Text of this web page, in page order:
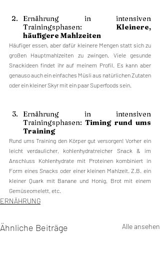
Ernährung in intensiven
Trainingsphasen: Kleinere,
häufigere Mahlzeiten
Häufiger essen, aber dafür kleinere Mengen statt sich zu
großen Hauptmahlzeiten zu zwingen. Viele gesunde
Snackideen findet ihr auf meinem Profil. Es kann aber
genauso auch ein einfaches Müsli aus natürlichen Zutaten
oder ein kleiner Skyr mit ein paar Superfoods sein.
Ernährung in intensiven
Trainingsphasen: Timing rund ums
Training
Rund ums Training den Körper gut versorgen! Vorher ein
leicht verdaulicher, kohlenhydratreicher Snack & im
Anschluss Kohlenhydrate mit Proteinen kombiniert in
Form eines Snacks oder einer kleinen Mahlzeit. Z.B. ein
kleiner Quark mit Banane und Honig, Brot mit einem
Gemüseomelett, etc.
ERNÄHRUNG
Ähnliche Beiträge Alle ansehen